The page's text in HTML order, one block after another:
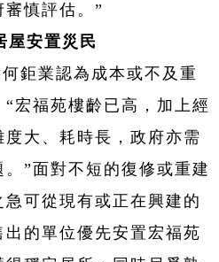
慎評估。”
屋安置災民
鉅業認為成本或不及重
宏福苑樓齡已高，加上經
大、耗時長，政府亦需
”面對不短的復修或重建
可從現有或正在興建的
的單位優先安置宏福苑